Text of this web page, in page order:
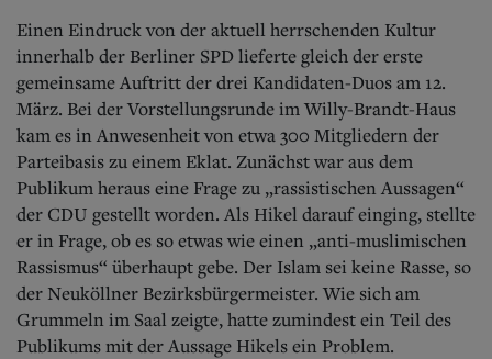
Einen Eindruck von der aktuell herrschenden Kultur
innerhalb der Berliner SPD lieferte gleich der erste
gemeinsame Auftritt der drei Kandidaten-Duos am 12.
März. Bei der Vorstellungsrunde im Willy-Brandt-Haus
kam es in Anwesenheit von etwa 300 Mitgliedern der
Parteibasis zu einem Eklat. Zunächst war aus dem
Publikum heraus eine Frage zu „rassistischen Aussagen“
der CDU gestellt worden. Als Hikel darauf einging, stellte
er in Frage, ob es so etwas wie einen „anti-muslimischen
Rassismus“ überhaupt gebe. Der Islam sei keine Rasse, so
der Neuköllner Bezirksbürgermeister. Wie sich am
Grummeln im Saal zeigte, hatte zumindest ein Teil des
Publikums mit der Aussage Hikels ein Problem.